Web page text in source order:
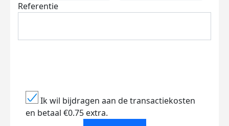
Referentie
Ik wil bijdragen aan de transactiekosten
en betaal €0.75 extra.